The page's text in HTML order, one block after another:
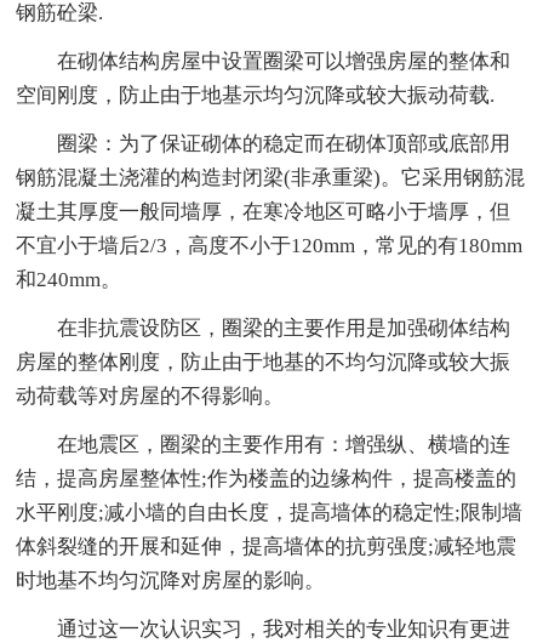
钢筋砼梁.
在砌体结构房屋中设置圈梁可以增强房屋的整体和
空间刚度，防止由于地基示均匀沉降或较大振动荷载.
圈梁：为了保证砌体的稳定而在砌体顶部或底部用
钢筋混凝土浇灌的构造封闭梁(非承重梁)。它采用钢筋混
凝土其厚度一般同墙厚，在寒冷地区可略小于墙厚，但
不宜小于墙后2/3，高度不小于120mm，常见的有180mm
和240mm。
在非抗震设防区，圈梁的主要作用是加强砌体结构
房屋的整体刚度，防止由于地基的不均匀沉降或较大振
动荷载等对房屋的不得影响。
在地震区，圈梁的主要作用有：增强纵、横墙的连
结，提高房屋整体性;作为楼盖的边缘构件，提高楼盖的
水平刚度;减小墙的自由长度，提高墙体的稳定性;限制墙
体斜裂缝的开展和延伸，提高墙体的抗剪强度;减轻地震
时地基不均匀沉降对房屋的影响。
通过这一次认识实习，我对相关的专业知识有更进